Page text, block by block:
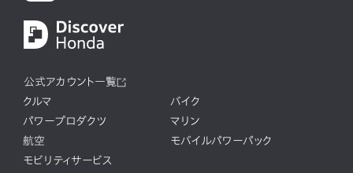
公式アカウント一覧
クルマ
バイク
パワープロダクツ
マリン
航空
モバイルパワーパック
モビリティサービス